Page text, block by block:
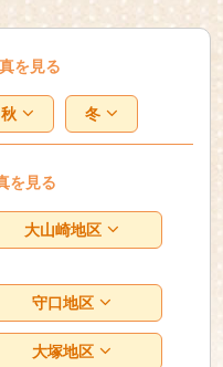
を見る
秋 冬
を見る
大山崎地区
守口地区
大塚地区